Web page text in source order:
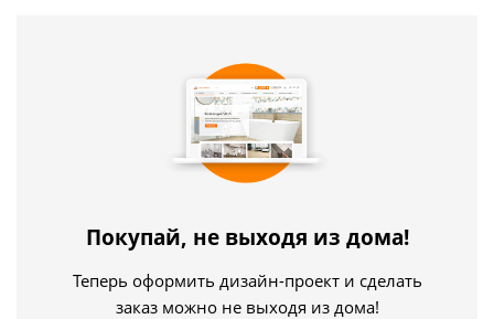
Покупай, не выходя из дома!
Теперь оформить дизайн-проект и сделать
заказ можно не выходя из дома!